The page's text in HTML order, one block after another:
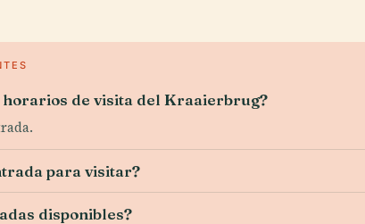
horarios de visita del Kraaierbrug?
para visitar?
disponibles?